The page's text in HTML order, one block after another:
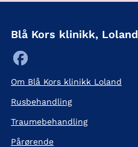
Blå Kors klinikk, Loland
Om Blå Kors klinikk Loland
Rusbehandling
Traumebehandling
Pårørende